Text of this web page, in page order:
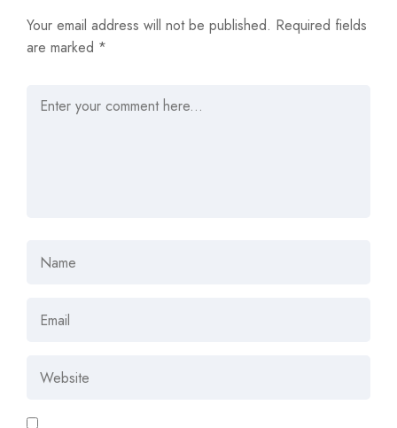
Your email address will not be published. Required fields
are marked *